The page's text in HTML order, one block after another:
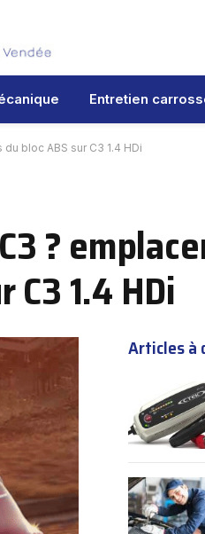
Entretien
bloc ABS sur C3 1.4 HDi
?
1.4 HDi
Articles à